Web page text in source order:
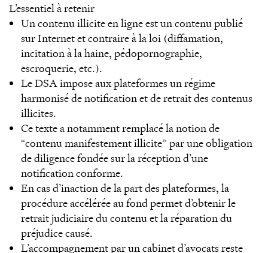
L’essentiel à retenir
Un contenu illicite en ligne est un contenu publié
sur Internet et contraire à la loi (diffamation,
incitation à la haine, pédopornographie,
escroquerie, etc.).
Le DSA impose aux plateformes un régime
harmonisé de notification et de retrait des contenus
illicites.
Ce texte a notamment remplacé la notion de
“contenu manifestement illicite” par une obligation
de diligence fondée sur la réception d’une
notification conforme.
En cas d’inaction de la part des plateformes, la
procédure accélérée au fond permet d’obtenir le
retrait judiciaire du contenu et la réparation du
préjudice causé.
L’accompagnement par un cabinet d’avocats reste